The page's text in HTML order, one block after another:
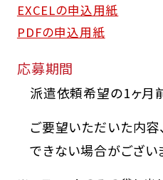
EXCELの申込用紙
PDFの申込用紙
応募期間
派遣依頼希望の1ヶ月
ご要望いただいた内容
できない場合がござい